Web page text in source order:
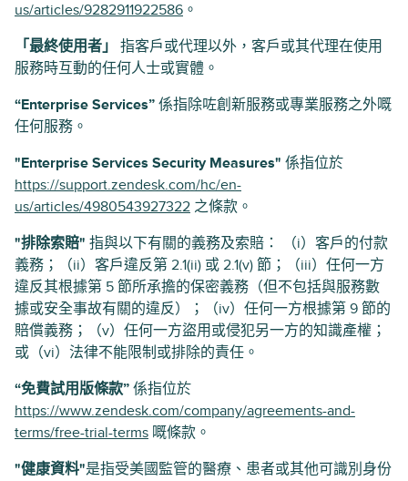
us/articles/9282911922586 。
「最終使用者」
指客戶或代理以外，客戶或其代理在使用
服務時互動的任何人士或實體。
“Enterprise Services” 係指除咗創新服務或專業服務之外嘅
任何服務。
"Enterprise Services Security Measures" 係指位於
https://support.zendesk.com/hc/en-
us/articles/4980543927322 之條款。
"排除索賠" 指與以下有關的義務及索賠： （i）客戶的付款
義務；（ii）客戶違反第 2.1(ii) 或 2.1(v) 節；（iii）任何一方
違反其根據第 5 節所承擔的保密義務（但不包括與服務數
據或安全事故有關的違反）；（iv）任何一方根據第 9 節的
賠償義務；（v）任何一方盜用或侵犯另一方的知識產權；
或（vi）法律不能限制或排除的責任。
“免費試用版條款” 係指位於
https://www.zendesk.com/company/agreements-and-
terms/free-trial-terms 嘅條款。
"健康資料"是指受美國監管的醫療、患者或其他可識別身份